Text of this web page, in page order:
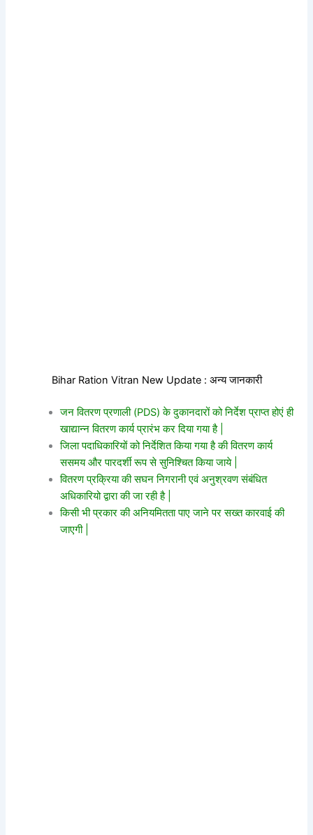
Bihar Ration Vitran New Update : अन्य जानकारी
जन वितरण प्रणाली (PDS) के दुकानदारों को निर्देश प्राप्त होएं ही
खाद्यान्न वितरण कार्य प्रारंभ कर दिया गया है |
जिला पदाधिकारियों को निर्देशित किया गया है की वितरण कार्य
ससमय और पारदर्शी रूप से सुनिश्चित किया जाये |
वितरण प्रक्रिया की सघन निगरानी एवं अनुश्रवण संबंधित
अधिकारियो द्वारा की जा रही है |
किसी भी प्रकार की अनियमितता पाए जाने पर सख्त कारवाई की
जाएगी |